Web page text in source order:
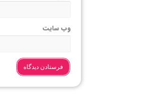
وب‌ سایت